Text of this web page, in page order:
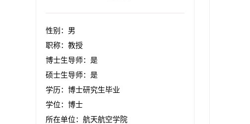
性别：男
职称：教授
博士生导师：是
硕士生导师：是
学历：博士研究生毕业
学位：博士
所在单位：航天航空学院